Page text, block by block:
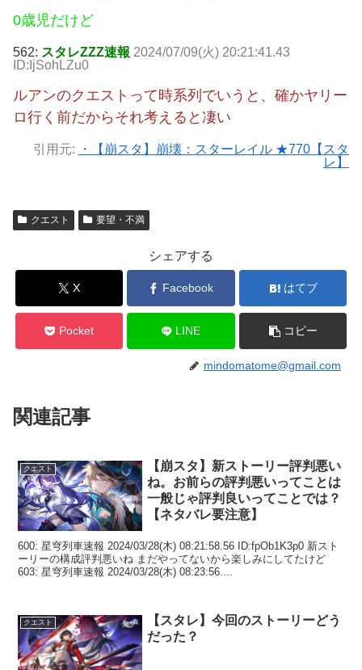
0歳児だけど
562: スタレZZZ速報 2024/07/09(火) 20:21:41.43
ID:IjSohLZu0
ルアンのクエストって時系列でいうと、確かヤリー
ロ行く前だからそれ考えると凄い
引用元:
・【崩スタ】崩壊：スターレイル ★770【スタ
レ】
クエスト 要望・不満
シェアする
X Facebook はてブ
Pocket LINE コピー
mindomatome@gmail.com
関連記事
クエスト
【崩スタ】新ストーリー評判悪い
ね。お前らの評判悪いってことは
一般じゃ評判良いってことでは？
【ネタバレ要注意】
600: 星穹列車速報 2024/03/28(木) 08:21:58.56 ID:fpOb1K3p0 新スト
ーリーの構成評判悪いね まだやってないから楽しみにしてたけど
603: 星穹列車速報 2024/03/28(木) 08:23:56....
クエスト
【スタレ】今回のストーリーどう
だった？